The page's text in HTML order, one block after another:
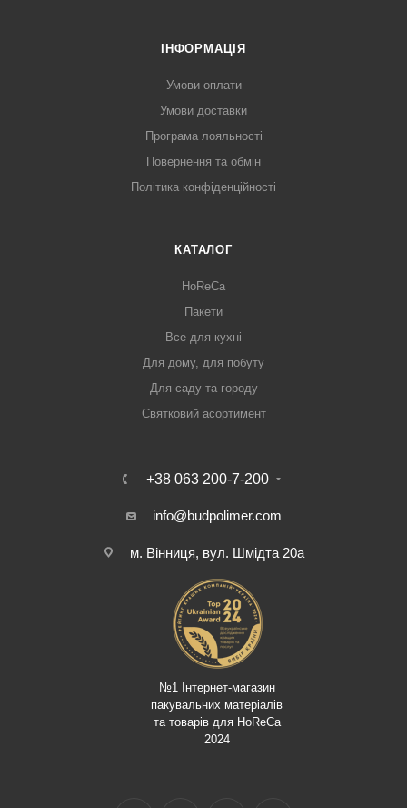
ІНФОРМАЦІЯ
Умови оплати
Умови доставки
Програма лояльності
Повернення та обмін
Політика конфіденційності
КАТАЛОГ
HoReCa
Пакети
Все для кухні
Для дому, для побуту
Для саду та городу
Святковий асортимент
+38 063 200-7-200
info@budpolimer.com
м. Вінниця, вул. Шмідта 20а
№1 Інтернет-магазин
пакувальних матеріалів
та товарів для HoReCa
2024